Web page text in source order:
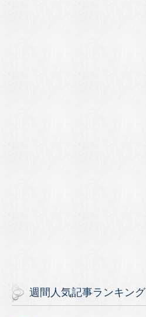
週間人気記事ランキング